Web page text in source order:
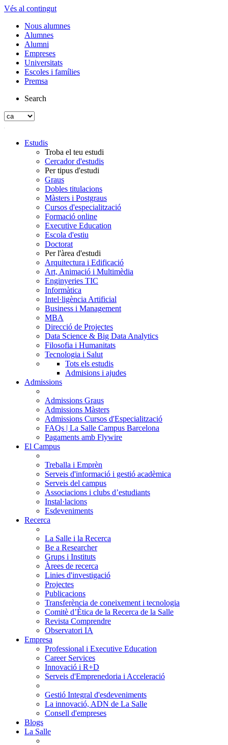
Vés al contingut
Nous alumnes
Alumnes
Alumni
Empreses
Universitats
Escoles i famílies
Premsa
Search
Estudis
Troba el teu estudi
Cercador d'estudis
Per tipus d'estudi
Graus
Dobles titulacions
Màsters i Postgraus
Cursos d'especialització
Formació online
Executive Education
Escola d'estiu
Doctorat
Per l'àrea d'estudi
Arquitectura i Edificació
Art, Animació i Multimèdia
Enginyeries TIC
Informàtica
Intel·ligència Artificial
Business i Management
MBA
Direcció de Projectes
Data Science & Big Data Analytics
Filosofia i Humanitats
Tecnologia i Salut
Tots els estudis
Admisions i ajudes
Admissions
Admissions Graus
Admissions Màsters
Admissions Cursos d'Especialització
FAQs | La Salle Campus Barcelona
Pagaments amb Flywire
El Campus
Treballa i Emprèn
Serveis d'informació i gestió acadèmica
Serveis del campus
Associacions i clubs d’estudiants
Instal·lacions
Esdeveniments
Recerca
La Salle i la Recerca
Be a Researcher
Grups i Instituts
Àrees de recerca
Linies d'investigació
Projectes
Publicacions
Transferència de coneixement i tecnologia
Comitè d’Ètica de la Recerca de la Salle
Revista Comprendre
Observatori IA
Empresa
Professional i Executive Education
Career Services
Innovació i R+D
Serveis d'Emprenedoria i Acceleració
Gestió Integral d'esdeveniments
La innovació, ADN de La Salle
Consell d'empreses
Blogs
La Salle